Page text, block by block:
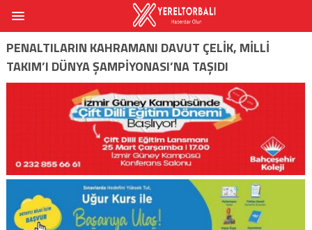
PENALTILARIN KAHRAMANI DAVUT ÇELIK, MILLI
TAKIM’I DÜNYA ŞAMPIYONASI’NA TAŞIDI